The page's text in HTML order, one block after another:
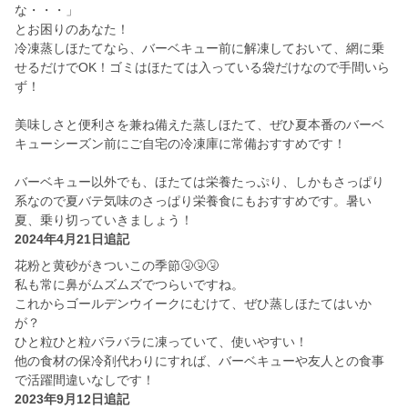
な・・・」
とお困りのあなた！
冷凍蒸しほたてなら、バーベキュー前に解凍しておいて、網に乗
せるだけでOK！ゴミはほたては入っている袋だけなので手間いら
ず！
美味しさと便利さを兼ね備えた蒸しほたて、ぜひ夏本番のバーベ
キューシーズン前にご自宅の冷凍庫に常備おすすめです！
バーベキュー以外でも、ほたては栄養たっぷり、しかもさっぱり
系なので夏バテ気味のさっぱり栄養食にもおすすめです。暑い
夏、乗り切っていきましょう！
2024年4月21日追記
花粉と黄砂がきついこの季節🤧🤧🤧
私も常に鼻がムズムズでつらいですね。
これからゴールデンウイークにむけて、ぜひ蒸しほたてはいか
が？
ひと粒ひと粒バラバラに凍っていて、使いやすい！
他の食材の保冷剤代わりにすれば、バーベキューや友人との食事
で活躍間違いなしです！
2023年9月12日追記